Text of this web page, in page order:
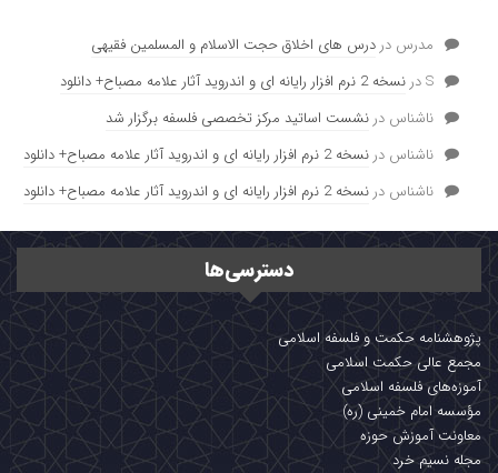
مدرس در درس های اخلاق حجت الاسلام و المسلمین فقیهی
Sدر نسخه 2 نرم افزار رایانه ای و اندروید آثار علامه مصباح+ دانلود
ناشناس در نشست اساتید مرکز تخصصی فلسفه برگزار شد
ناشناس در نسخه 2 نرم افزار رایانه ای و اندروید آثار علامه مصباح+ دانلود
ناشناس در نسخه 2 نرم افزار رایانه ای و اندروید آثار علامه مصباح+ دانلود
دسترسی‌ها
پژوهشنامه حکمت و فلسفه اسلامی
مجمع عالی حکمت اسلامی
آموزه‌های فلسفه اسلامی
مؤسسه امام خمینی (ره)
معاونت آموزش حوزه
مجله نسیم خرد